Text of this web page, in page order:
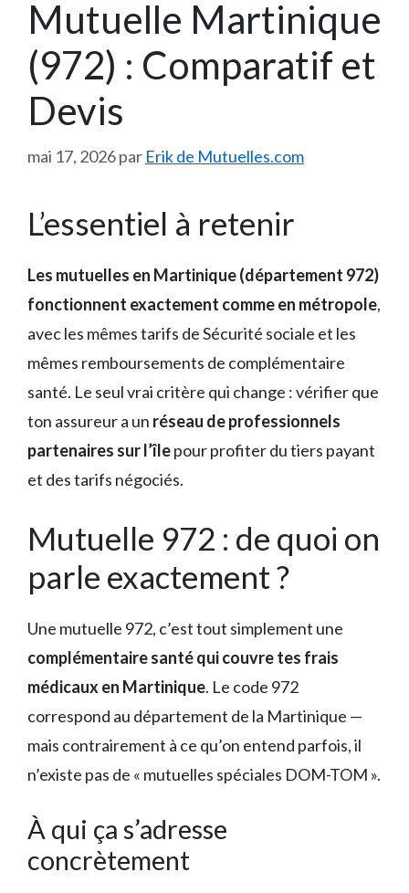
Mutuelle Martinique
(972) : Comparatif et
Devis
mai 17, 2026par Erik de Mutuelles.com
L’essentiel à retenir
Les mutuelles en Martinique (département 972)
fonctionnent exactement comme en métropole,
avec les mêmes tarifs de Sécurité sociale et les
mêmes remboursements de complémentaire
santé. Le seul vrai critère qui change : vérifier que
ton assureur a un réseau de professionnels
partenaires sur l’îlepour profiter du tiers payant
et des tarifs négociés.
Mutuelle 972 : de quoi on
parle exactement ?
Une mutuelle 972, c’est tout simplement une
complémentaire santé qui couvre tes frais
médicaux en Martinique. Le code 972
correspond au département de la Martinique —
mais contrairement à ce qu’on entend parfois, il
n’existe pas de « mutuelles spéciales DOM-TOM ».
À qui ça s’adresse
concrètement